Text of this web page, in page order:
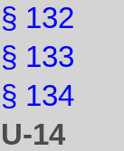
§ 132
§ 133
§ 134
U-14